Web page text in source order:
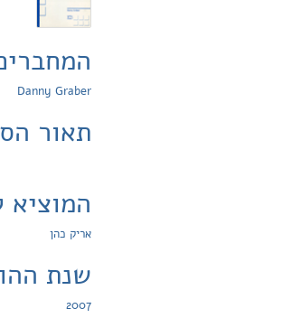
Danny Graber
תאור
המוציא
אריק כהן
שנת
2007